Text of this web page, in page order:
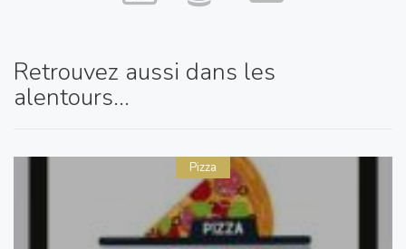
Retrouvez aussi dans les
alentours...
Pizza